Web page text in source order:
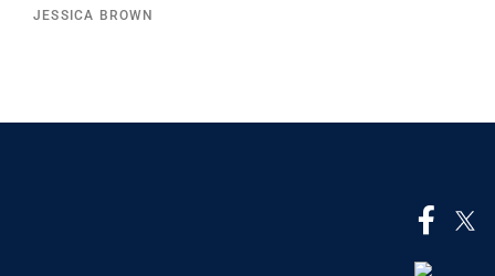
JESSICA BROWN